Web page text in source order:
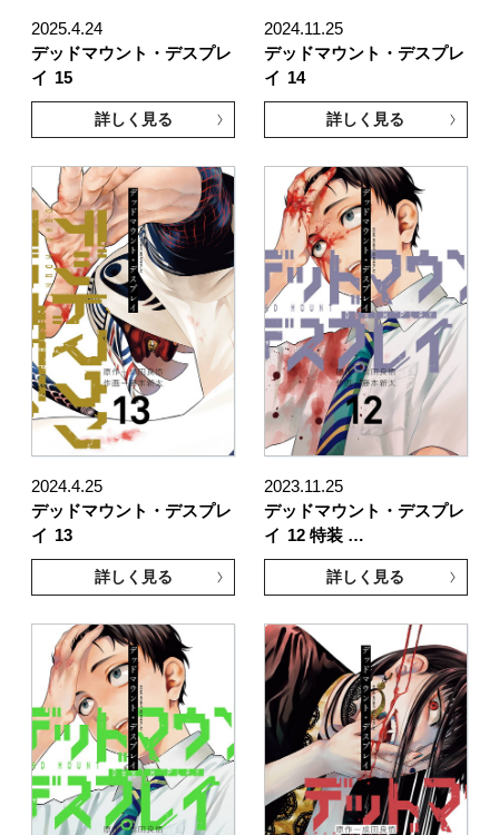
2025.4.24
デッドマウント・デスプレ
イ 15
詳しく見る
2024.11.25
デッドマウント・デスプレ
イ 14
詳しく見る
2024.4.25
デッドマウント・デスプレ
イ 13
詳しく見る
2023.11.25
デッドマウント・デスプレ
イ 12 特装 …
詳しく見る